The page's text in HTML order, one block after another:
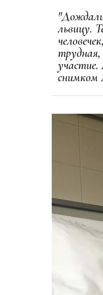
львицу.
трудная,
снимком